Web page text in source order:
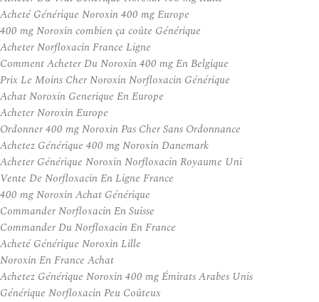
Acheté Générique Noroxin 400 mg Europe
400 mg Noroxin combien ça coûte Générique
Acheter Norfloxacin France Ligne
Comment Acheter Du Noroxin 400 mg En Belgique
Prix Le Moins Cher Noroxin Norfloxacin Générique
Achat Noroxin Generique En Europe
Acheter Noroxin Europe
Ordonner 400 mg Noroxin Pas Cher Sans Ordonnance
Achetez Générique 400 mg Noroxin Danemark
Acheter Générique Noroxin Norfloxacin Royaume Uni
Vente De Norfloxacin En Ligne France
400 mg Noroxin Achat Générique
Commander Norfloxacin En Suisse
Commander Du Norfloxacin En France
Acheté Générique Noroxin Lille
Noroxin En France Achat
Achetez Générique Noroxin 400 mg Émirats Arabes Unis
Générique Norfloxacin Peu Coûteux